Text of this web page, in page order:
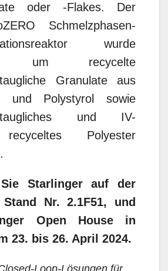
oder -Flakes. Der
Schmelzphasen-
wurde
um recycelte
Granulate aus
und Polystyrol sowie
und IV-
Polyester
Sie Starlinger auf der
Nr. 2.1F51, und
Open House in
23. bis 26. April 2024.